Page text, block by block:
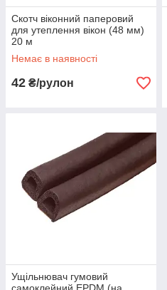
Скотч віконний паперовий
для утеплення вікон (48 мм)
20 м
Немає в наявності
42 ₴/рулон
Ущільнювач гумовий